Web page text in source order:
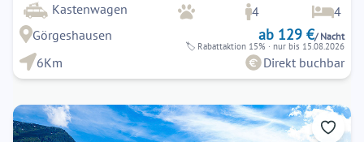
Kastenwagen 4
4
Görgeshausen
ab 129 €/ Nacht
🏷 Rabattaktion 15% · nur bis 15.08.2026
6Km Direkt buchbar